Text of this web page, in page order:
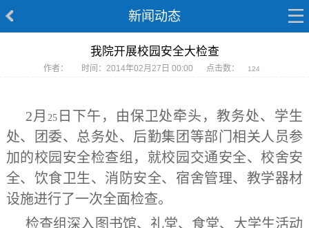
新闻动态
我院开展校园安全大检查
作者： 时间：2014年02月27日 00:00 点击数： 124
2月 25日 下午，由保卫处牵头，教务处、学生
处、团委、总务处、后勤集团等部门相关人员参
加的校园安全检查组，就校园交通安全、校舍安
全、饮食卫生、消防安全、宿舍管理、教学器材
设施进行了一次全面检查。
检查组深入图书馆、礼堂、食堂、大学生活动